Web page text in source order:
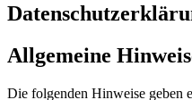
Allgemeine
Die folgenden Hinweise geben